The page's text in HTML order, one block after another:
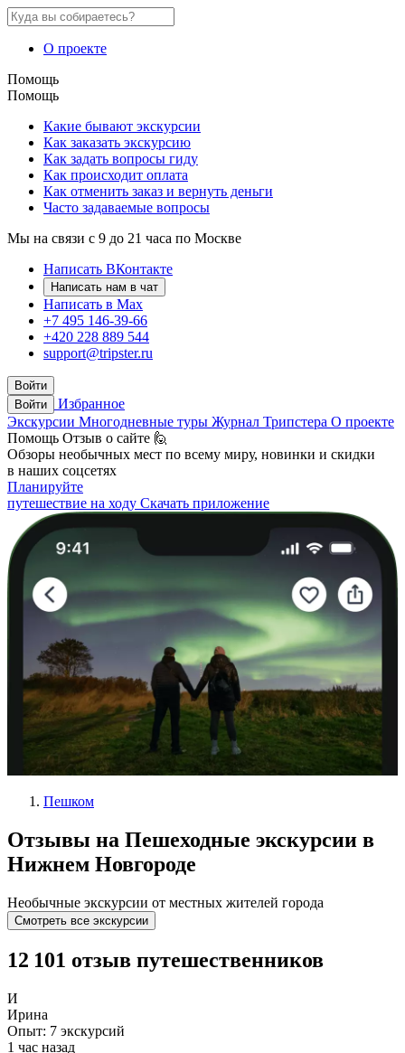
О проекте
Помощь
Помощь
Какие бывают экскурсии
Как заказать экскурсию
Как задать вопросы гиду
Как происходит оплата
Как отменить заказ и вернуть деньги
Часто задаваемые вопросы
Мы на связи с 9 до 21 часа по Москве
Написать ВКонтакте
Написать нам в чат
Написать в Max
+7 495 146-39-66
+420 228 889 544
support@tripster.ru
Войти
Войти
Избранное
Экскурсии Многодневные туры Журнал Трипстера О проекте
Помощь Отзыв о сайте 🙋
Обзоры необычных мест по всему миру, новинки и скидки
в наших соцсетях
Планируйте
путешествие на ходу Скачать приложение
Пешком
Отзывы на Пешеходные экскурсии в
Нижнем Новгороде
Необычные экскурсии от местных жителей города
Смотреть все экскурсии
12 101 отзыв путешественников
И
Ирина
Опыт: 7 экскурсий
1 час назад